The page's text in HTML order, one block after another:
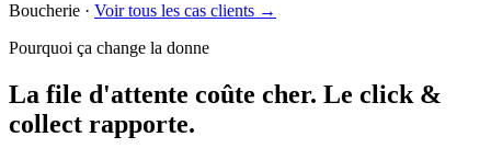
Boucherie · Voir tous les cas clients →
Pourquoi ça change la donne
La file d'attente coûte cher. Le click &
collect rapporte.